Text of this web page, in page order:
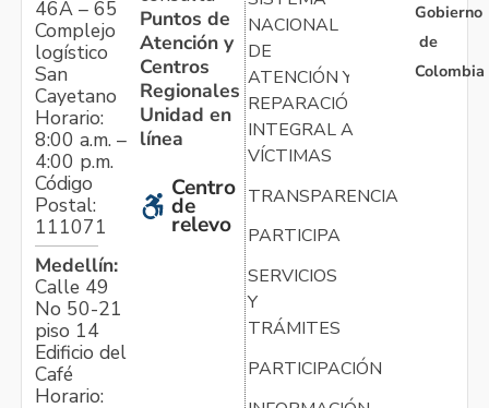
46A – 65
Complejo
logístico
San
Cayetano
Horario:
8:00 a.m. –
4:00 p.m.
Código
Postal:
111071
Medellín:
Calle 49
No 50-21
piso 14
Edificio del
Café
Horario:
Puntos de
Atención y
Centros
Regionales
Unidad en
línea
Centro
de
relevo
NACIONAL
DE
ATENCIÓN Y
REPARACIÓN
INTEGRAL A
VÍCTIMAS
TRANSPARENCIA
PARTICIPA
SERVICIOS
Y
TRÁMITES
PARTICIPACIÓN
Gobierno
de
Colombia